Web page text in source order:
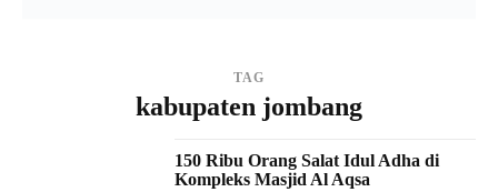
TAG
kabupaten jombang
150 Ribu Orang Salat Idul Adha di
Kompleks Masjid Al Aqsa